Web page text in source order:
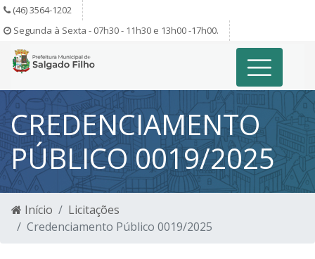
(46) 3564-1202
Segunda à Sexta - 07h30 - 11h30 e 13h00 -17h00.
CREDENCIAMENTO
PÚBLICO 0019/2025
Início
Licitações
Credenciamento Público 0019/2025